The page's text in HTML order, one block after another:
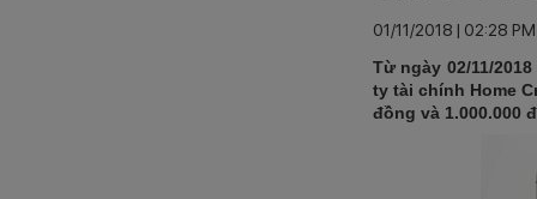
01/11/2018 | 02:28 PM
Từ ngày 02/11/
ty tài chính Home
đồng và 1.000.000